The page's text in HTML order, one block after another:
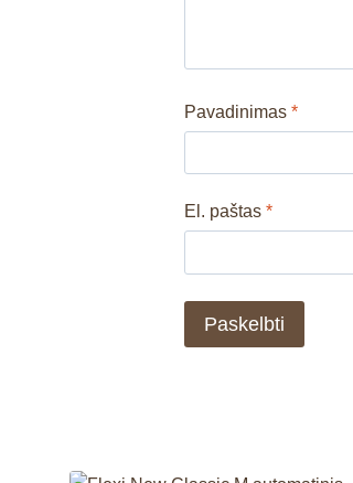
Pavadinimas*
El. paštas*